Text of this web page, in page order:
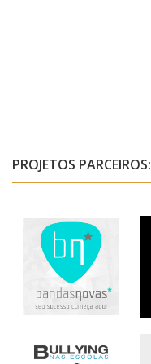
PROJETOS PARCEIROS: